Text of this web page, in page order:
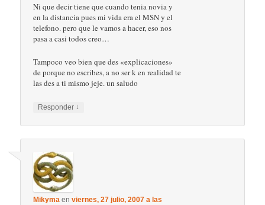
Ni que decir tiene que cuando tenia novia y
en la distancia pues mi vida era el MSN y el
telefono. pero que le vamos a hacer, eso nos
pasa a casi todos creo…
Tampoco veo bien que des «explicaciones»
de porque no escribes, a no ser k en realidad te
las des a ti mismo jeje. un saludo
Responder ↓
Mikyma enviernes, 27 julio, 2007 a las